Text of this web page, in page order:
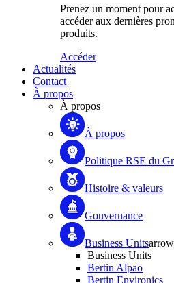
Prenez un moment pour
accéder aux dernières
produits.
Accéder
Actualités
Contact
À propos
À propos
À propos
Politique RSE du
Histoire & valeurs
Gouvernance
Business Unitsarrow
Business Units
Bertin Alpao
Bertin Environics